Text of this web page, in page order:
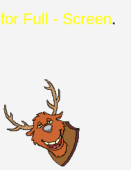
Full - Screen.